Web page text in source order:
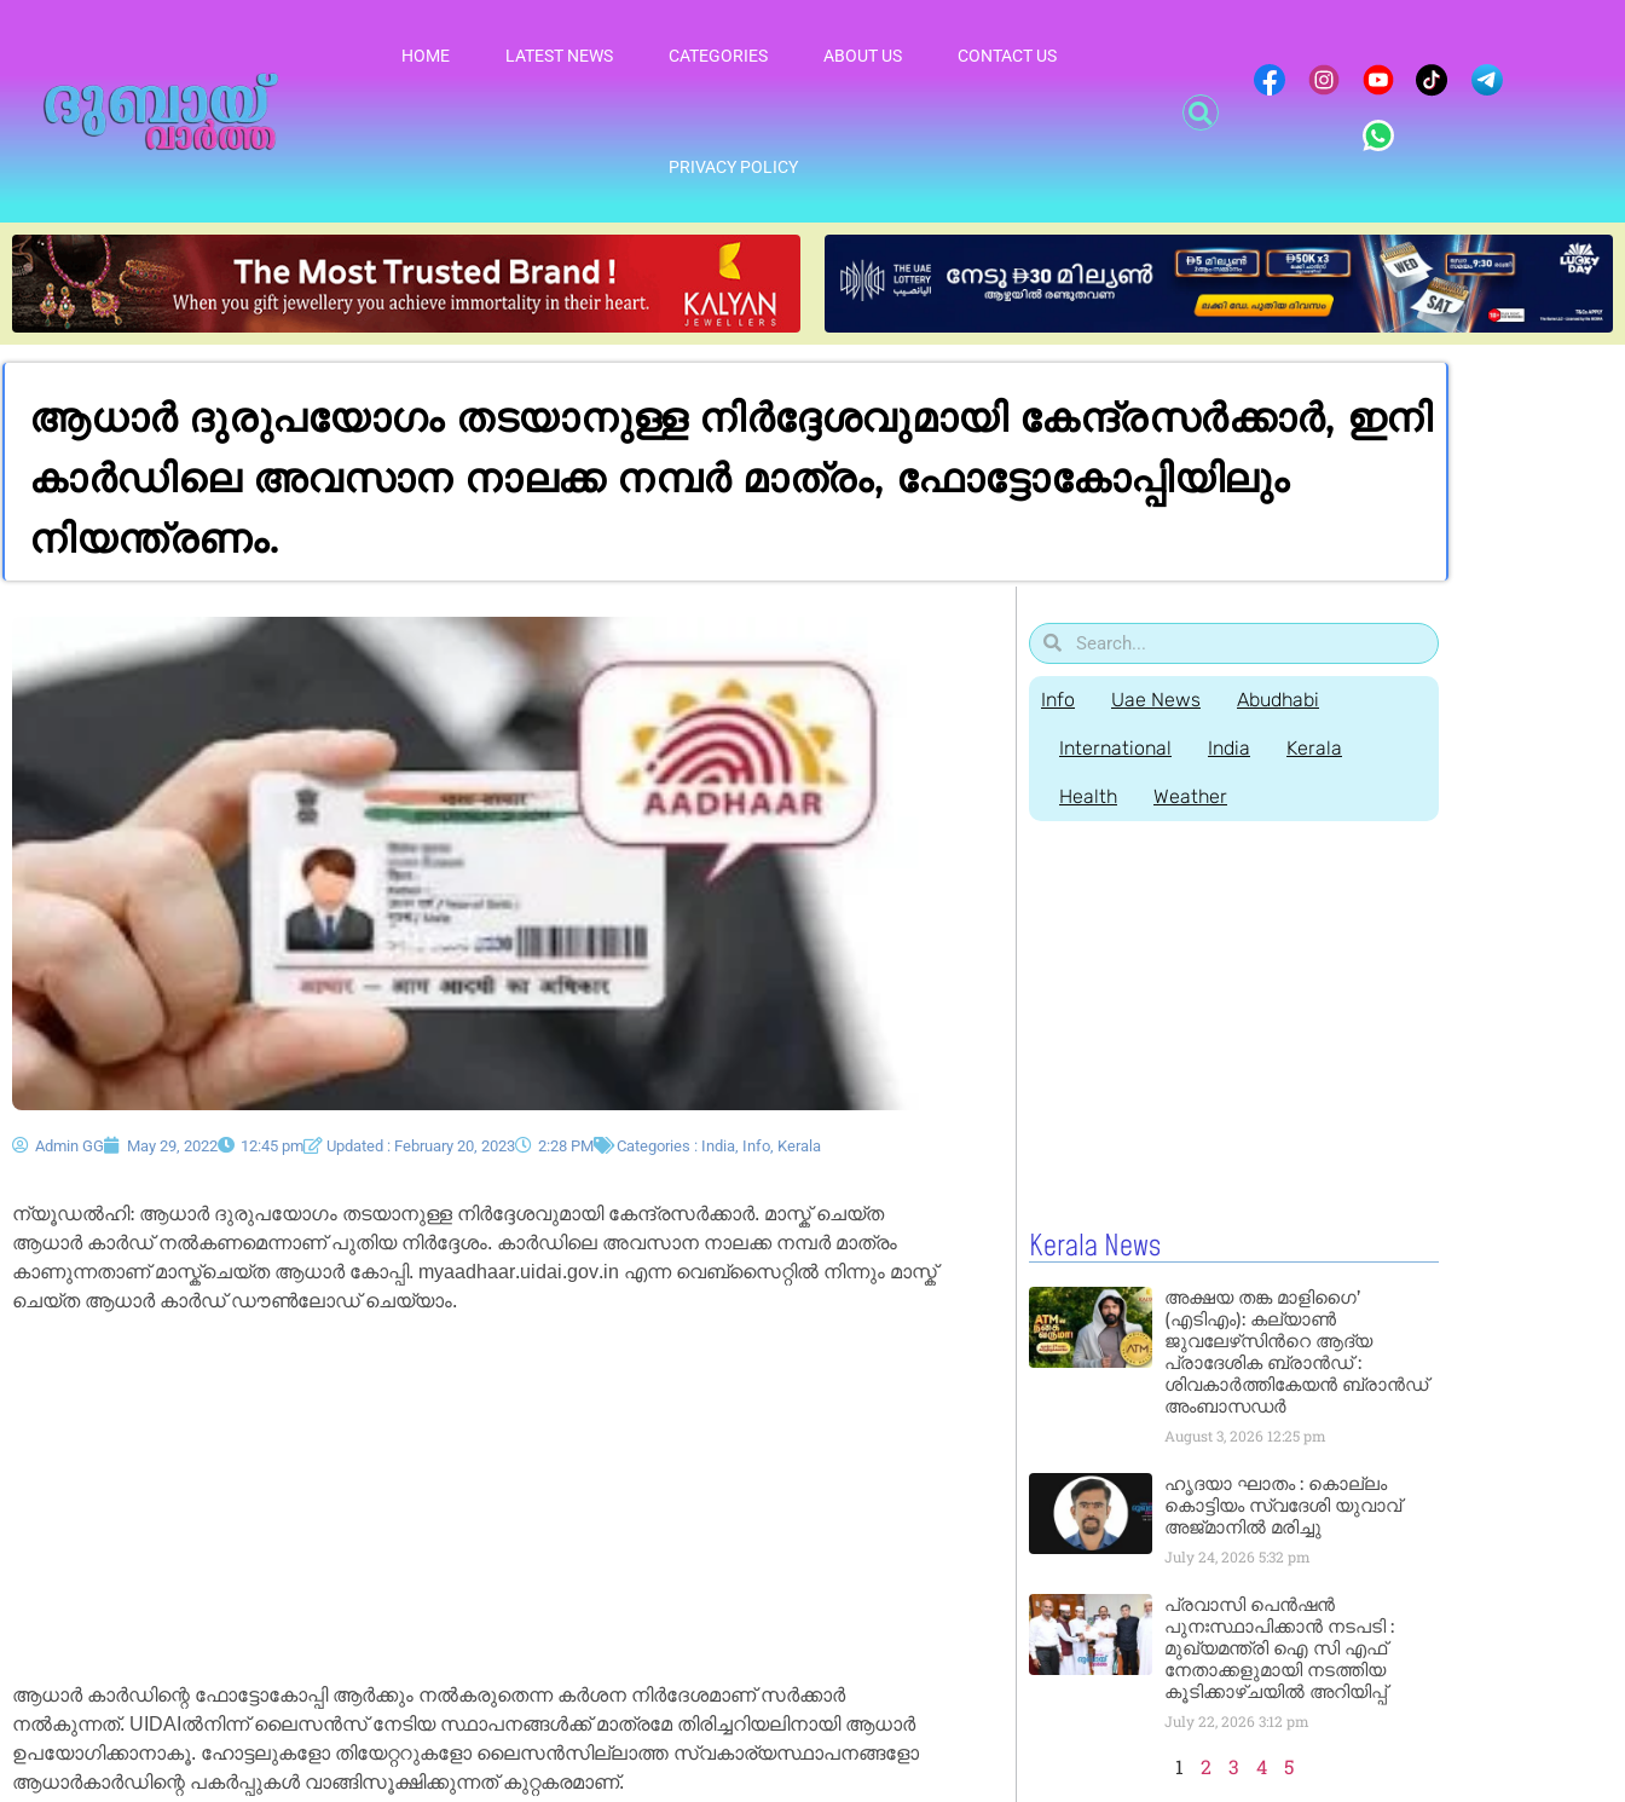
HOME LATEST NEWS CATEGORIES ABOUT US CONTACT US
PRIVACY POLICY
ആധാർ ദുരുപയോഗം തടയാനുള്ള നിർദ്ദേശവുമായി കേന്ദ്രസർക്കാർ, ഇനി
കാർഡിലെ അവസാന നാലക്ക നമ്പർ മാത്രം, ഫോട്ടോകോപ്പിയിലും
നിയന്ത്രണം.
Admin GG May 29, 2022 12:45 pm Updated : February 20, 2023 2:28 PM Categories : India Info Kerala
ന്യൂഡൽഹി: ആധാർ ദുരുപയോഗം തടയാനുള്ള നിർദ്ദേശവുമായി കേന്ദ്രസർക്കാർ. മാസ്ക് ചെയ്ത
ആധാർ കാർഡ് നൽകണമെന്നാണ് പുതിയ നിർദ്ദേശം. കാർഡിലെ അവസാന നാലക്ക നമ്പർ മാത്രം
കാണുന്നതാണ് മാസ്ക്ചെയ്ത ആധാർ കോപ്പി. myaadhaar.uidai.gov.in എന്ന വെബ്സൈറ്റിൽ നിന്നും മാസ്ക്
ചെയ്ത ആധാർ കാർഡ് ഡൗൺലോഡ് ചെയ്യാം.
ആധാർ കാർഡിന്റെ ഫോട്ടോകോപ്പി ആർക്കും നൽകരുതെന്ന കർശന നിർദേശമാണ് സർക്കാർ
നൽകുന്നത്. UIDAIൽനിന്ന് ലൈസൻസ് നേടിയ സ്ഥാപനങ്ങൾക്ക് മാത്രമേ തിരിച്ചറിയലിനായി ആധാർ
ഉപയോഗിക്കാനാകൂ. ഹോട്ടലുകളോ തിയേറ്ററുകളോ ലൈസൻസില്ലാത്ത സ്വകാര്യസ്ഥാപനങ്ങളോ
ആധാർകാർഡിന്റെ പകർപ്പുകൾ വാങ്ങിസൂക്ഷിക്കുന്നത് കുറ്റകരമാണ്.
Info Uae News Abudhabi
International India Kerala
Health Weather
Kerala News
അക്ഷയ തങ്ക മാളിഗൈ’
(എടിഎം): കല്യാണ്‍
ജുവലേഴ്‌സിന്‍റെ ആദ്യ
പ്രാദേശിക ബ്രാന്‍ഡ് :
ശിവകാര്‍ത്തികേയന്‍ ബ്രാന്‍ഡ്
അംബാസഡര്‍
August 3, 2026 12:25 pm
ഹൃദയാ ഘാതം : കൊല്ലം
കൊട്ടിയം സ്വദേശി യുവാവ്
അജ്മാനിൽ മരിച്ചു
July 24, 2026 5:32 pm
പ്രവാസി പെൻഷൻ
പുനഃസ്ഥാപിക്കാൻ നടപടി :
മുഖ്യമന്ത്രി ഐ സി എഫ്
നേതാക്കളുമായി നടത്തിയ
കൂടിക്കാഴ്ചയിൽ അറിയിപ്പ്
July 22, 2026 3:12 pm
1 2 3 4 5